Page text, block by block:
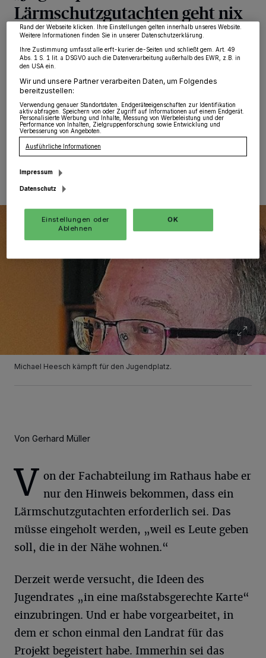
Lärmschutzgutachten geht nix
Hause, stellt Erster Beigeordneter Michael Heesch fest:
Wenn es um den geplanten „Jugendplatz“ auf dem
„Bendplatz“ geht, müsse er sich in die
planungsrechtlichen Gegebenheiten erst einmal
einarbeiten.
09.12.2017 , 08:22 Uhr
Michael Heesch kämpft für den Jugendplatz.
Von Gerhard Müller
V on der Fachabteilung im Rathaus habe er
nur den Hinweis bekommen, dass ein
Lärmschutzgutachten erforderlich sei. Das
müsse eingeholt werden, „weil es Leute geben
soll, die in der Nähe wohnen.“
Derzeit werde versucht, die Ideen des
Jugendrates „in eine maßstabsgerechte Karte“
einzubringen. Und er habe vorgearbeitet, in
dem er schon einmal den Landrat für das
Projekt begeistert habe. Immerhin sei das
möglicherweise nicht mehr so relevant für Sie. Sie können dieses Menü jederzeit
wieder aufrufen, um Ihre Einstellungen zu ändern oder Ihre Einwilligung zu
widerrufen, indem Sie auf den Link Einstellungen oder Ablehnen am unteren
Rand der Webseite klicken. Ihre Einstellungen gelten innerhalb unseres Website.
Weitere Informationen finden Sie in unserer Datenschutzerklärung.
Ihre Zustimmung umfasst alle erft-kurier.de-Seiten und schließt gem. Art. 49
Abs. 1 S. 1 lit. a DSGVO auch die Datenverarbeitung außerhalb des EWR, z.B. in
den USA ein.
Wir und unsere Partner verarbeiten Daten, um Folgendes
bereitzustellen:
Verwendung genauer Standortdaten. Endgeräteeigenschaften zur Identifikation
aktiv abfragen. Speichern von oder Zugriff auf Informationen auf einem Endgerät.
Personalisierte Werbung und Inhalte, Messung von Werbeleistung und der
Performance von Inhalten, Zielgruppenforschung sowie Entwicklung und
Verbesserung von Angeboten.
Ausführliche Informationen
Impressum
Datenschutz
Einstellungen oder
Ablehnen
OK